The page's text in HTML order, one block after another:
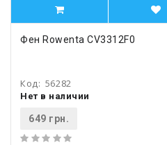
Фен Rowenta CV3312F0
Код: 56282
Нет в наличии
649 грн.